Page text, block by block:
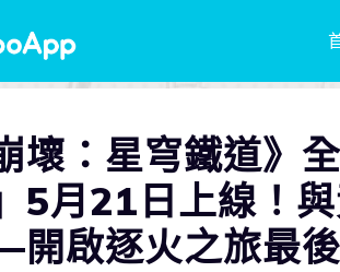
壞：星穹鐵道》
5月21日上線！
啟逐火之旅最後